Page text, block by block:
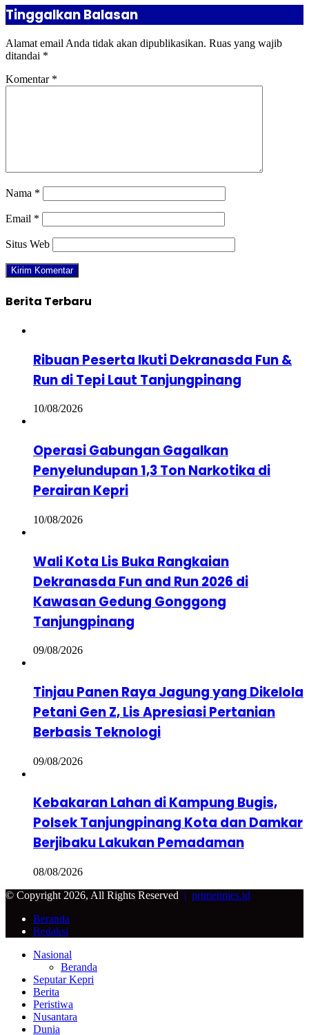
Tinggalkan Balasan
Alamat email Anda tidak akan dipublikasikan. Ruas yang wajib
ditandai *
Komentar *
Nama *
Email *
Situs Web
Berita Terbaru
Ribuan Peserta Ikuti Dekranasda Fun &
Run di Tepi Laut Tanjungpinang
10/08/2026
Operasi Gabungan Gagalkan
Penyelundupan 1,3 Ton Narkotika di
Perairan Kepri
10/08/2026
Wali Kota Lis Buka Rangkaian
Dekranasda Fun and Run 2026 di
Kawasan Gedung Gonggong
Tanjungpinang
09/08/2026
Tinjau Panen Raya Jagung yang Dikelola
Petani Gen Z, Lis Apresiasi Pertanian
Berbasis Teknologi
09/08/2026
Kebakaran Lahan di Kampung Bugis,
Polsek Tanjungpinang Kota dan Damkar
Berjibaku Lakukan Pemadaman
08/08/2026
© Copyright 2026, All Rights Reserved | primetimes.id
Beranda
Redaksi
Facebook
Twitter
Google+
WhatsApp
Telegram
Back
button
Close
Nasional
Beranda
Seputar Kepri
Berita
Peristiwa
Nusantara
Dunia